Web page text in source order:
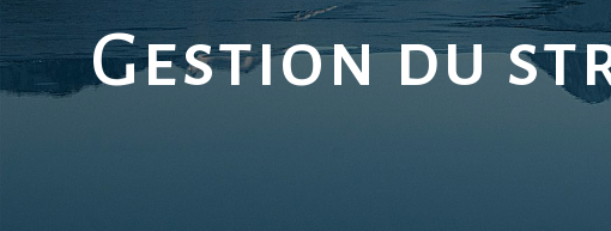
Gestion du